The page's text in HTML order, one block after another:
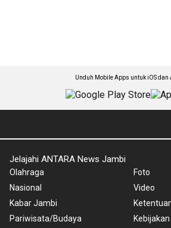
Unduh Mobile Apps untuk iOS dan
Jelajahi ANTARA News Jambi
Olahraga
Nasional
Kabar Jambi
Pariwisata/Budaya
Foto
Video